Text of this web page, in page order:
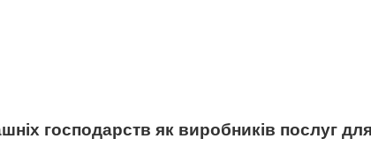
господарств як виробників послуг